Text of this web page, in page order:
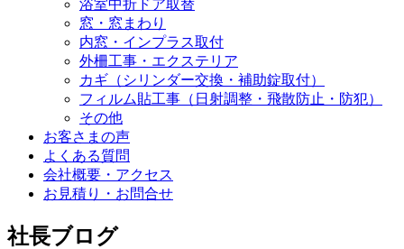
浴室中折ドア取替
窓・窓まわり
内窓・インプラス取付
外柵工事・エクステリア
カギ（シリンダー交換・補助錠取付）
フィルム貼工事（日射調整・飛散防止・防犯）
その他
お客さまの声
よくある質問
会社概要・アクセス
お見積り・お問合せ
社長ブログ